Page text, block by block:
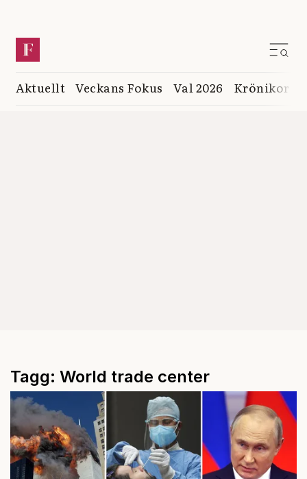
Aktuellt Veckans Fokus Val 2026 Krönikor
Tagg: World trade center